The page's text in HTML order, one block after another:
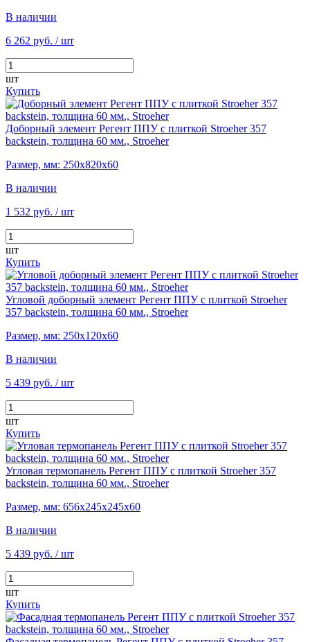
В наличии
6 262 руб. / шт
шт
Купить
Доборный элемент Регент ППУ с плиткой Stroeher 357
backstein, толщина 60 мм., Stroeher
Размер, мм: 250х820х60
В наличии
1 532 руб. / шт
шт
Купить
Угловой доборный элемент Регент ППУ с плиткой Stroeher
357 backstein, толщина 60 мм., Stroeher
Размер, мм: 250х120х60
В наличии
5 439 руб. / шт
шт
Купить
Угловая термопанель Регент ППУ с плиткой Stroeher 357
backstein, толщина 60 мм., Stroeher
Размер, мм: 656х245х245х60
В наличии
5 439 руб. / шт
шт
Купить